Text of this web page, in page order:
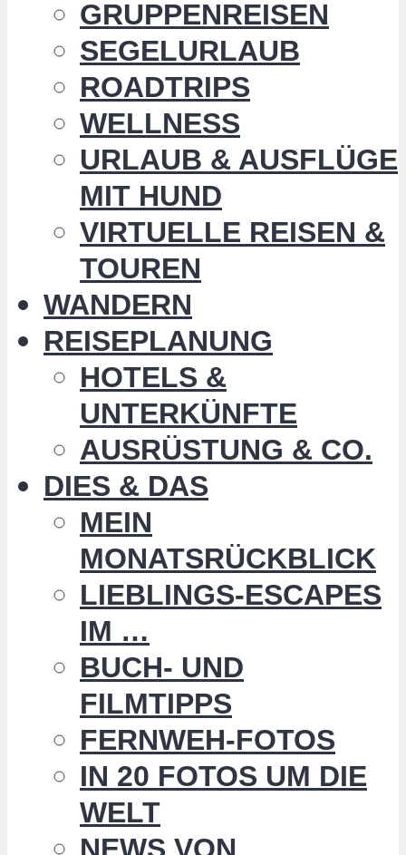
GRUPPENREISEN
SEGELURLAUB
ROADTRIPS
WELLNESS
URLAUB & AUSFLÜGE
MIT HUND
VIRTUELLE REISEN &
TOUREN
WANDERN
REISEPLANUNG
HOTELS &
UNTERKÜNFTE
AUSRÜSTUNG & CO.
DIES & DAS
MEIN
MONATSRÜCKBLICK
LIEBLINGS-ESCAPES
IM …
BUCH- UND
FILMTIPPS
FERNWEH-FOTOS
IN 20 FOTOS UM DIE
WELT
NEWS VON